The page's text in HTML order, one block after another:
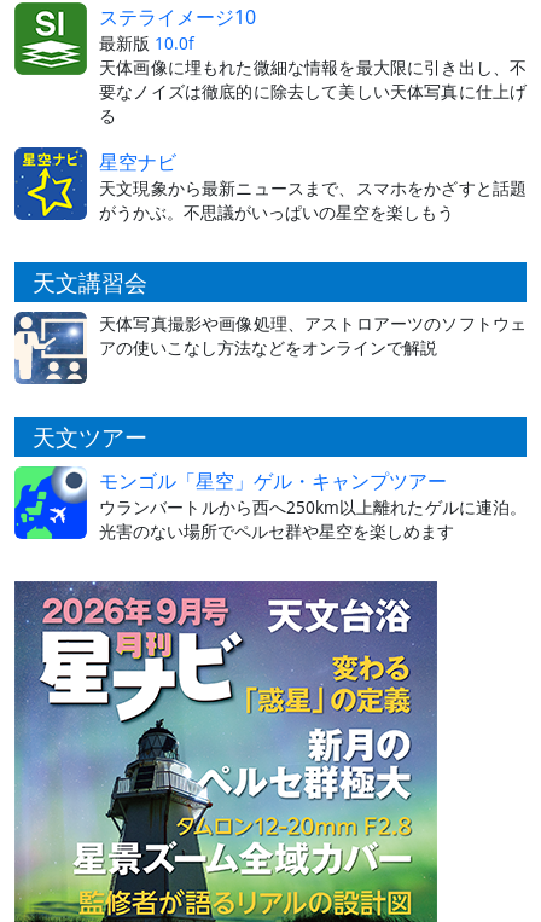
ステライメージ10
最新版 10.0f
天体画像に埋もれた微細な情報を最大限に引き出し、不
要なノイズは徹底的に除去して美しい天体写真に仕上げ
る
星空ナビ
天文現象から最新ニュースまで、スマホをかざすと話題
がうかぶ。不思議がいっぱいの星空を楽しもう
天文講習会
天体写真撮影や画像処理、アストロアーツのソフトウェ
アの使いこなし方法などをオンラインで解説
天文ツアー
モンゴル「星空」ゲル・キャンプツアー
ウランバートルから西へ250km以上離れたゲルに連泊。
光害のない場所でペルセ群や星空を楽しめます